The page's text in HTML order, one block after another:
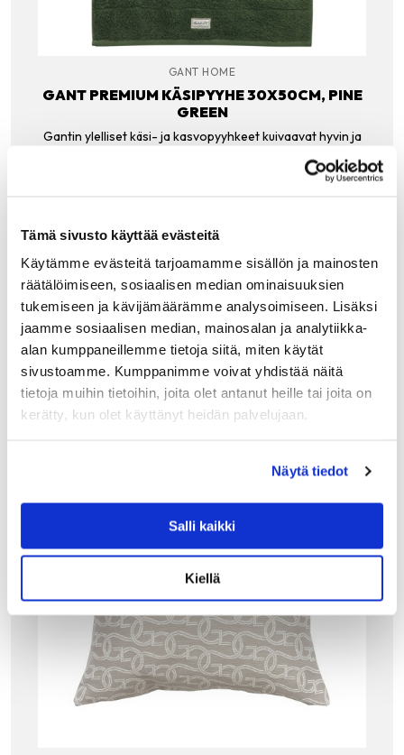
Tämä sivusto käyttää evästeitä
Käytämme evästeitä tarjoamamme sisällön ja mainosten
räätälöimiseen, sosiaalisen median ominaisuuksien
tukemiseen ja kävijämäärämme analysoimiseen. Lisäksi
jaamme sosiaalisen median, mainosalan ja analytiikka-
alan kumppaneillemme tietoja siitä, miten käytät
sivustoamme. Kumppanimme voivat yhdistää näitä
tietoja muihin tietoihin, joita olet antanut heille tai joita on
kerätty, kun olet käyttänyt heidän palvelujaan.
Näytä tiedot
Salli kaikki
Kiellä
GANT HOME
GANT PREMIUM KÄSIPYYHE 30X50CM, PINE
GREEN
Gantin ylelliset käsi- ja kasvopyyhkeet kuivaavat hyvin ja
pyyhkeet on tuotettu ympäristön kannalta ja sosiaalisesti
Tutustu myös